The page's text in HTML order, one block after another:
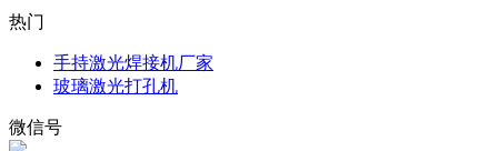
热门
手持激光焊接机厂家
玻璃激光打孔机
微信号